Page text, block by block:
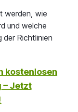
werden, wie
und welche
der Richtlinien
kostenlosen
– Jetzt